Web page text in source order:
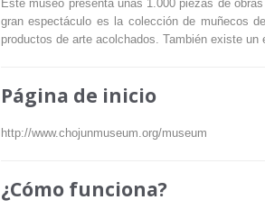
Este museo presenta unas 1.000 piezas de
gran espectáculo es la colección de muñecos
productos de arte acolchados. También existe
Página de inicio
http://www.chojunmuseum.org/museum
¿Cómo funciona?